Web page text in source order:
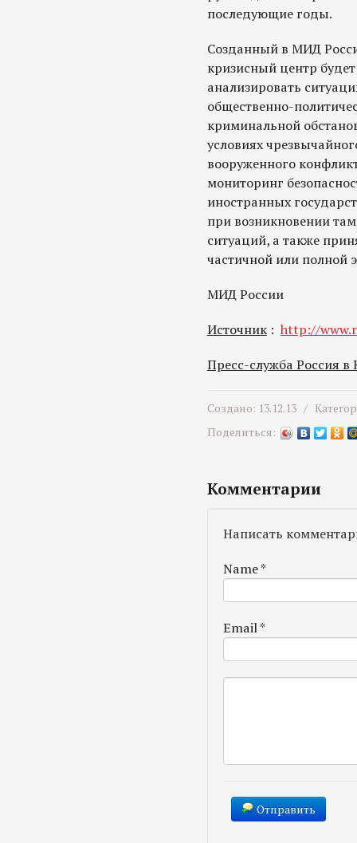
последующие годы.
Созданный в МИД
кризисный центр
анализировать
общественно-
криминальной
условиях
вооруженного
мониторинг
иностранных
при возникновении
ситуаций, а также
частичной или полной
МИД России
Источник: http://
Пресс-служба Россия в
Создано: 13.12.13 /
Поделиться:
Комментарии
Написать
Name*
Email*
Отправить